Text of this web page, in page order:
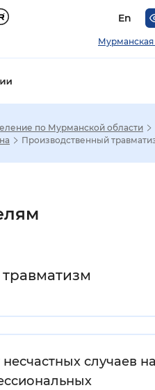
En
Мурманская
шрифта
Шрифт
между буквами
по Мурманской области
Производственный
случаев